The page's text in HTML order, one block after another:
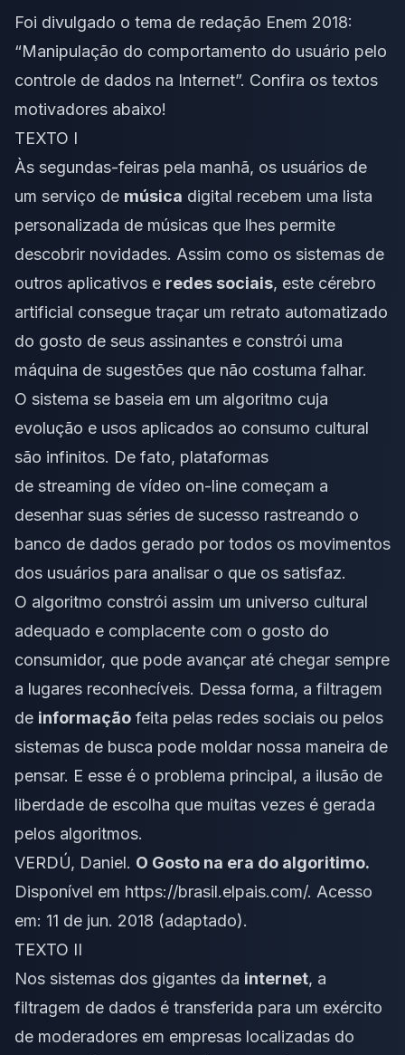
Foi divulgado o tema de redação Enem 2018:
“Manipulação do comportamento do usuário pelo
controle de dados na Internet”. Confira os textos
motivadores abaixo!
TEXTO I
Às segundas-feiras pela manhã, os usuários de
um serviço de música digital recebem uma lista
personalizada de músicas que lhes permite
descobrir novidades. Assim como os sistemas de
outros aplicativos e redes sociais, este cérebro
artificial consegue traçar um retrato automatizado
do gosto de seus assinantes e constrói uma
máquina de sugestões que não costuma falhar.
O sistema se baseia em um algoritmo cuja
evolução e usos aplicados ao consumo cultural
são infinitos. De fato, plataformas
de streaming de vídeo on-line começam a
desenhar suas séries de sucesso rastreando o
banco de dados gerado por todos os movimentos
dos usuários para analisar o que os satisfaz.
O algoritmo constrói assim um universo cultural
adequado e complacente com o gosto do
consumidor, que pode avançar até chegar sempre
a lugares reconhecíveis. Dessa forma, a filtragem
de informação feita pelas redes sociais ou pelos
sistemas de busca pode moldar nossa maneira de
pensar. E esse é o problema principal, a ilusão de
liberdade de escolha que muitas vezes é gerada
pelos algoritmos.
VERDÚ, Daniel. O Gosto na era do algoritimo.
Disponível em https://brasil.elpais.com/. Acesso
em: 11 de jun. 2018 (adaptado).
TEXTO II
Nos sistemas dos gigantes da internet, a
filtragem de dados é transferida para um exército
de moderadores em empresas localizadas do